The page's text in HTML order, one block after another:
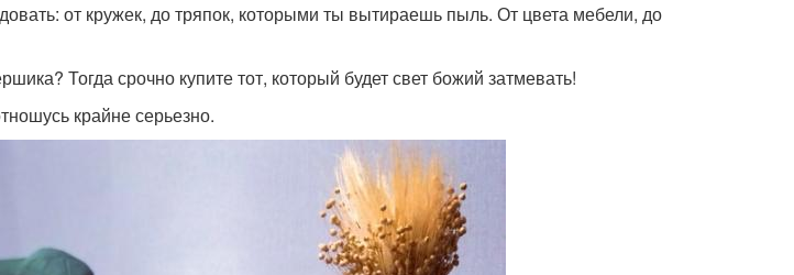
от кружек, до тряпок, которыми ты вытираешь пыль. От цвета мебели, до
Тогда срочно купите тот, который будет свет божий затмевать!
крайне серьезно.